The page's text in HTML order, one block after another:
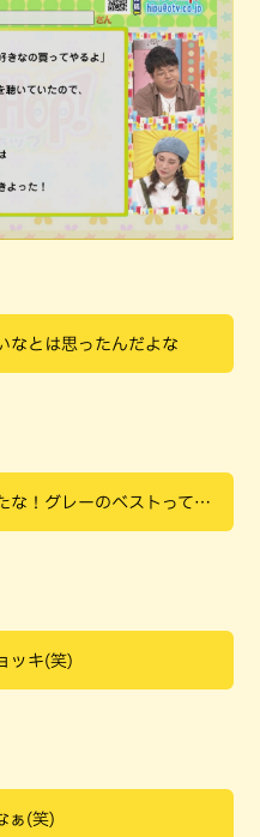
なとは思ったんだよな
な！グレーのベストって…
ッキ(笑)
ぁ(笑)